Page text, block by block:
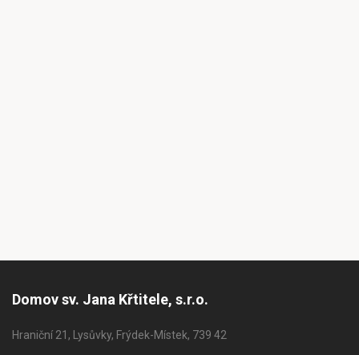
Domov sv. Jana Křtitele, s.r.o.
Hraniční 21, Lysůvky, Frýdek-Místek, 739 42